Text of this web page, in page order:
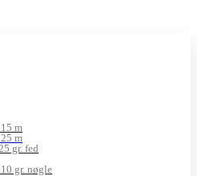
m
m
gr. fed
gr. nøgle